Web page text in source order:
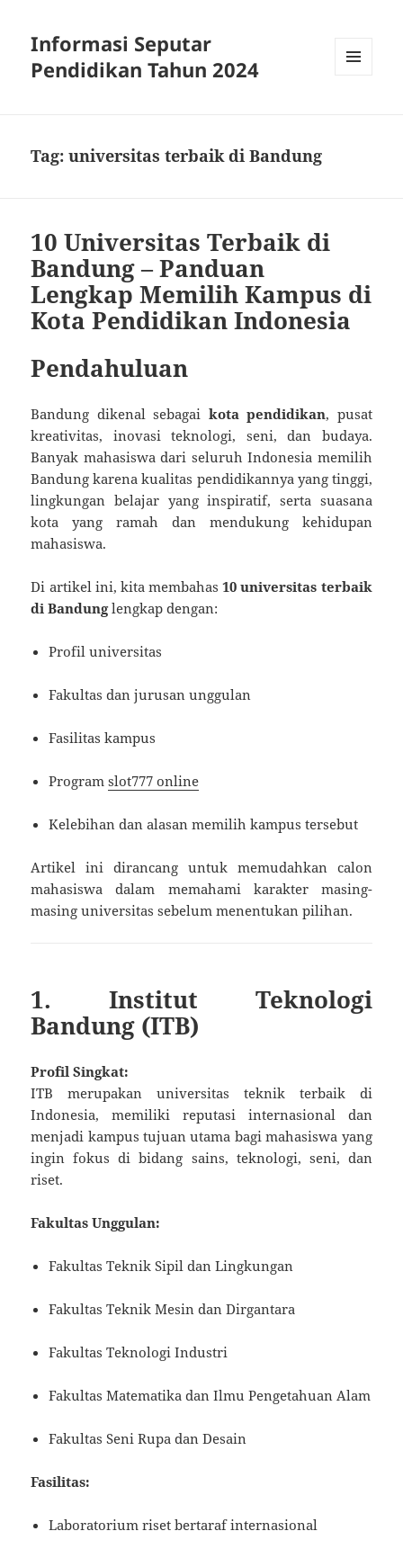
Informasi Seputar
Pendidikan Tahun 2024
Tag:universitas terbaik di Bandung
10 Universitas Terbaik di
Bandung – Panduan
Lengkap Memilih Kampus di
Kota Pendidikan Indonesia
Pendahuluan
Bandung dikenal sebagai kota pendidikan, pusat
kreativitas, inovasi teknologi, seni, dan budaya.
Banyak mahasiswa dari seluruh Indonesia memilih
Bandung karena kualitas pendidikannya yang tinggi,
lingkungan belajar yang inspiratif, serta suasana
kota yang ramah dan mendukung kehidupan
mahasiswa.
Di artikel ini, kita membahas10 universitas terbaik
di Bandunglengkap dengan:
Profil universitas
Fakultas dan jurusan unggulan
Fasilitas kampus
Programslot777 online
Kelebihan dan alasan memilih kampus tersebut
Artikel ini dirancang untuk memudahkan calon
mahasiswa dalam memahami karakter masing-
masing universitas sebelum menentukan pilihan.
1. Institut Teknologi
Bandung (ITB)
Profil Singkat:
ITB merupakan universitas teknik terbaik di
Indonesia, memiliki reputasi internasional dan
menjadi kampus tujuan utama bagi mahasiswa yang
ingin fokus di bidang sains, teknologi, seni, dan
riset.
Fakultas Unggulan:
Fakultas Teknik Sipil dan Lingkungan
Fakultas Teknik Mesin dan Dirgantara
Fakultas Teknologi Industri
Fakultas Matematika dan Ilmu Pengetahuan Alam
Fakultas Seni Rupa dan Desain
Fasilitas:
Laboratorium riset bertaraf internasional